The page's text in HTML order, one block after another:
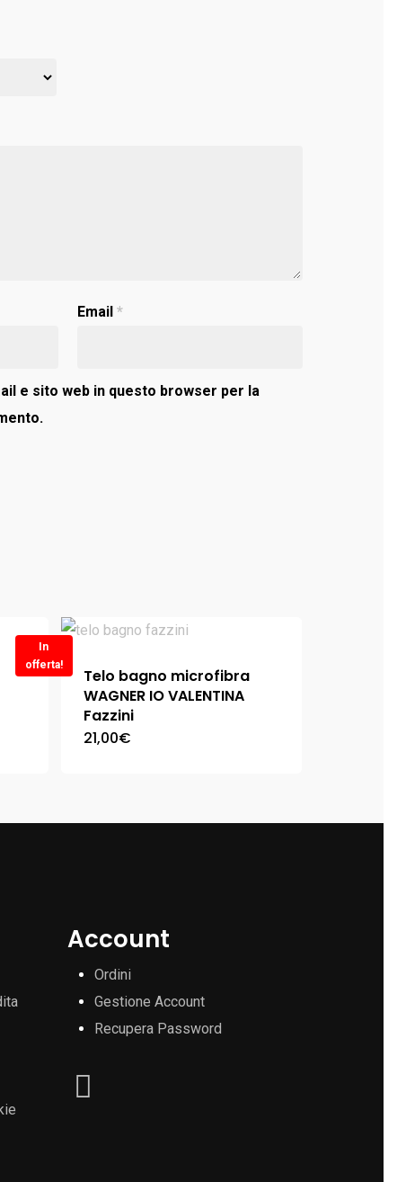
Email *
e sito web in questo browser per la
In
offerta!
Telo bagno microfibra
WAGNER IO VALENTINA
Fazzini
21,00€
Account
Ordini
Gestione Account
Recupera Password